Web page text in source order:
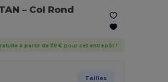
– Col Rond
à partir de 119 € pour cet entrepôt !
Tailles